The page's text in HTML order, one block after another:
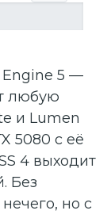
Engine 5 —
любую
и Lumen
5080 с её
4 выходит
Без
но с